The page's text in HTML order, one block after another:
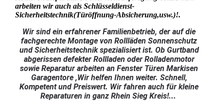
arbeiten wir auch als Schlüsseldienst-
Sicherheitstechnik(Türöffnung-Absicherung,usw.)!.
Wir sind ein erfahrener Familienbetrieb, der auf die
fachgerechte Montage von Rollläden Sonnenschutz
und Sicherheitstechnik spezialisiert ist. Ob Gurtband
abgerissen defekter Rollladen oder Rolladenmotor
sowie Reparatur arbeiten an Fenster Türen Markisen
Garagentore ,Wir helfen Ihnen weiter. Schnell,
Kompetent und Preiswert. Wir fahren auch für kleine
Reparaturen in ganz Rhein Sieg Kreis!...